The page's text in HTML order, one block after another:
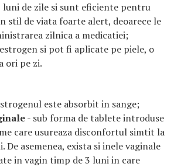
luni de zile si sunt eficiente pentru
stil de viata foarte alert, deoarece le
zilnica a medicatiei;
si pot fi aplicate pe piele, o
ori pe zi.
este absorbit in sange;
- sub forma de tablete introduse
care usureaza disconfortul simtit la
De asemenea, exista si inele vaginale
in vagin timp de 3 luni in care